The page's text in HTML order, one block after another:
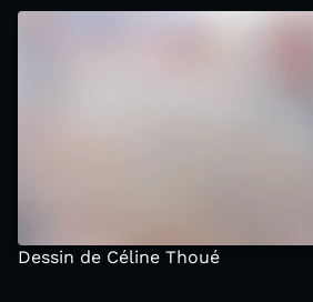
Dessin de Céline Thoué